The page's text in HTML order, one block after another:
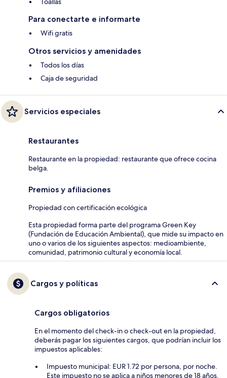
Para conectarte e informarte
Wifi gratis
Otros servicios y amenidades
Todos los días
Caja de seguridad
Servicios especiales
Restaurantes
Restaurante en la propiedad: restaurante que ofrece cocina
belga.
Premios y afiliaciones
Propiedad con certificación ecológica
Esta propiedad forma parte del programa Green Key
(Fundación de Educación Ambiental), que mide su impacto en
uno o varios de los siguientes aspectos: medioambiente,
comunidad, patrimonio cultural y economía local.
Cargos y políticas
Cargos obligatorios
En el momento del check-in o check-out en la propiedad,
deberás pagar los siguientes cargos, que podrían incluir los
impuestos aplicables:
Impuesto municipal: EUR 1.72 por persona, por noche.
Este impuesto no se aplica a niños menores de 18 años.